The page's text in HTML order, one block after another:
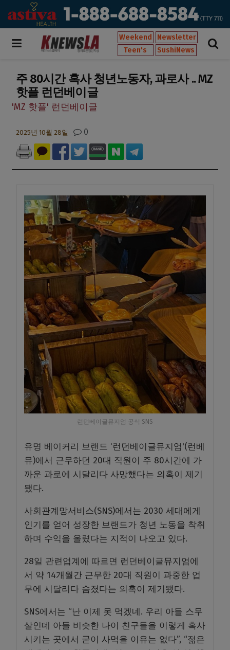
Weekend
Newsletter
Teen's
SushiNews
주 80시간 혹사 청년노동자, 과로사 .. MZ
핫플 런던베이글
'MZ 핫플' 런던베이글
2025년 10월 28일 0
런던베이글뮤지엄 공식 SNS
유명 베이커리 브랜드 ‘런던베이글뮤지엄'(런베
뮤)에서 근무하던 20대 직원이 주 80시간에 가
까운 과로에 시달리다 사망했다는 의혹이 제기
됐다.
사회관계망서비스(SNS)에서는 2030 세대에게
인기를 얻어 성장한 브랜드가 청년 노동을 착취
하며 수익을 올렸다는 지적이 나오고 있다.
28일 관련업계에 따르면 런던베이글뮤지엄에
서 약 14개월간 근무한 20대 직원이 과중한 업
무에 시달리다 숨졌다는 의혹이 제기됐다.
SNS에서는 “난 이제 못 먹겠네. 우리 아들 스무
살인데 아들 비슷한 나이 친구들을 이렇게 혹사
시키는 곳에서 굳이 사먹을 이유는 없다”, “젊은